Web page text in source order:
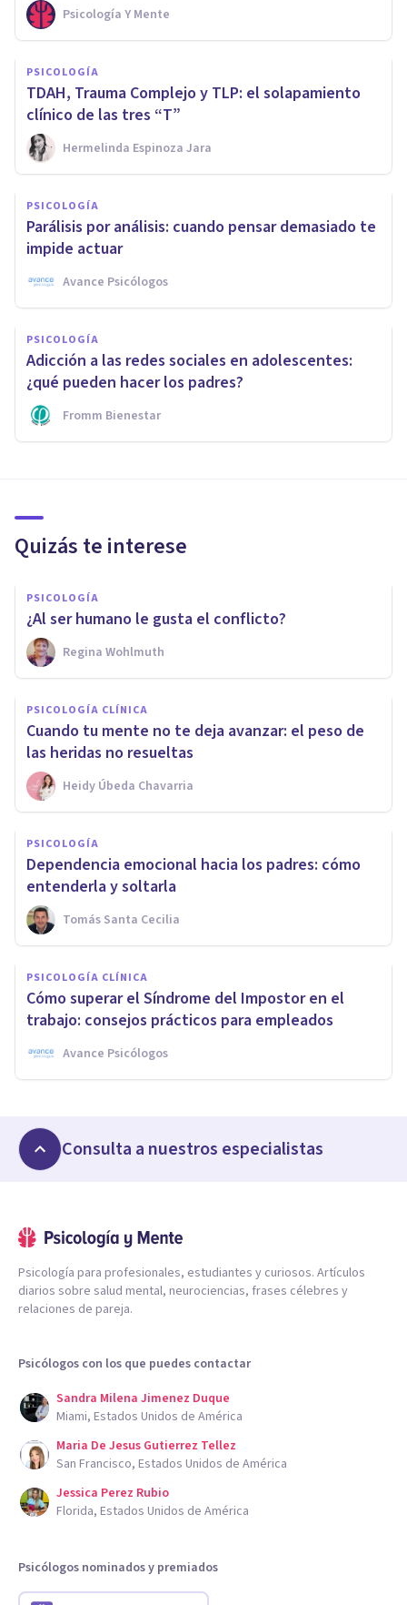
Psicología Y Mente
PSICOLOGÍA
TDAH, Trauma Complejo y TLP: el solapamiento
clínico de las tres “T”
Hermelinda Espinoza Jara
PSICOLOGÍA
Parálisis por análisis: cuando pensar demasiado te
impide actuar
Avance Psicólogos
PSICOLOGÍA
Adicción a las redes sociales en adolescentes:
¿qué pueden hacer los padres?
Fromm Bienestar
Quizás te interese
PSICOLOGÍA
¿Al ser humano le gusta el conflicto?
Regina Wohlmuth
PSICOLOGÍA CLÍNICA
Cuando tu mente no te deja avanzar: el peso de
las heridas no resueltas
Heidy Úbeda Chavarria
PSICOLOGÍA
Dependencia emocional hacia los padres: cómo
entenderla y soltarla
Tomás Santa Cecilia
PSICOLOGÍA CLÍNICA
Cómo superar el Síndrome del Impostor en el
trabajo: consejos prácticos para empleados
Avance Psicólogos
Consulta a nuestros especialistas
Psicología para profesionales, estudiantes y curiosos. Artículos
diarios sobre salud mental, neurociencias, frases célebres y
relaciones de pareja.
Psicólogos con los que puedes contactar
Sandra Milena Jimenez Duque
Miami, Estados Unidos de América
Maria De Jesus Gutierrez Tellez
San Francisco, Estados Unidos de América
Jessica Perez Rubio
Florida, Estados Unidos de América
Psicólogos nominados y premiados